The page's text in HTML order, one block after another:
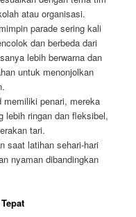
atau organisasi.
parade sering kali
dan berbeda dari
lebih berwarna dan
untuk menonjolkan
penari, mereka
lebih ringan dan fleksibel,
tari.
saat latihan sehari-hari
nyaman dibandingkan